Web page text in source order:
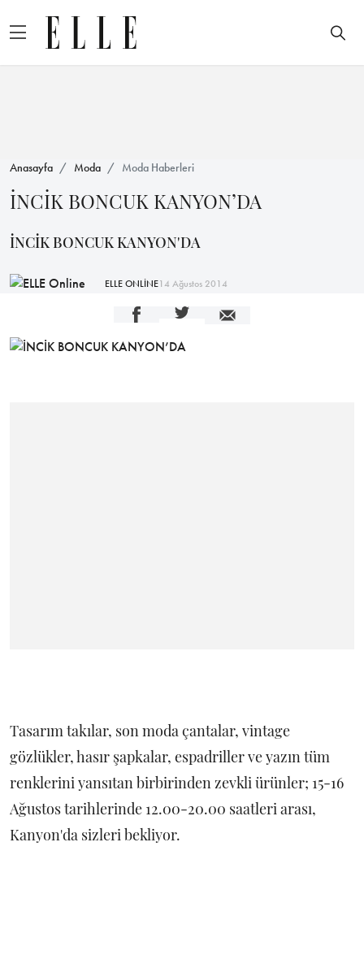
Anasayfa Moda Moda Haberleri
İNCİK BONCUK KANYON’DA
İNCİK BONCUK KANYON'DA
ELLE ONLİNE14 Ağustos 2014
Tasarım takılar, son moda çantalar, vintage
gözlükler, hasır şapkalar, espadriller ve yazın tüm
renklerini yansıtan birbirinden zevkli ürünler; 15-16
Ağustos tarihlerinde 12.00-20.00 saatleri arası,
Kanyon'da sizleri bekliyor.